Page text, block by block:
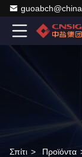
Σπίτι > Προϊόντα